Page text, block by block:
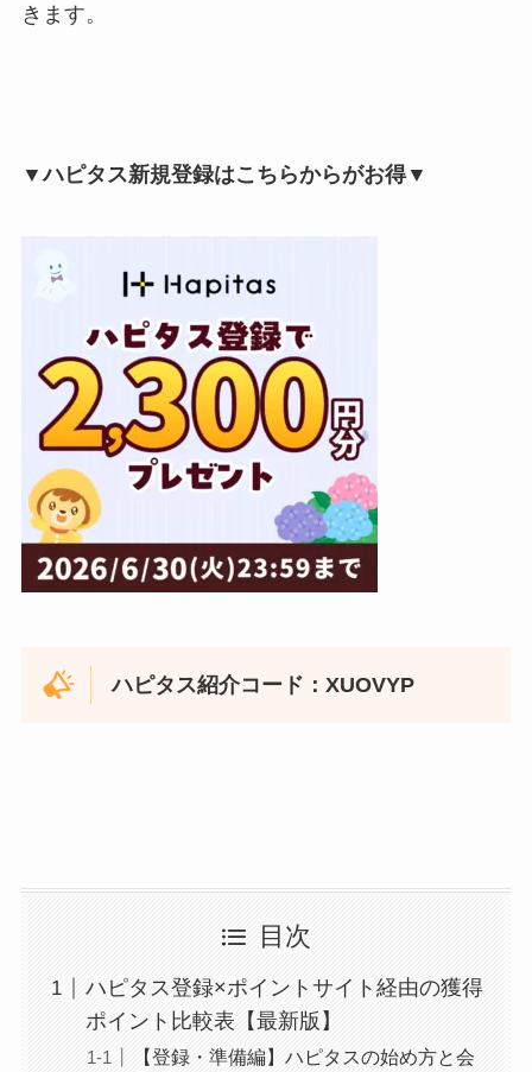
きます。
▼ハピタス新規登録はこちらからがお得▼
ハピタス紹介コード：XUOVYP
目次
ハピタス登録×ポイントサイト経由の獲得
ポイント比較表【最新版】
【登録・準備編】ハピタスの始め方と会